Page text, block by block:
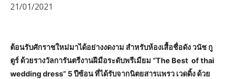
21/01/2021
ต้อนรับศักราชใหม่มาได้อย่างงดงาม สำหรับห้องเสื้อชื่อดัง วนัช กู
ตูร์ ด้วยรางวัลการันตรีงานฝีมือระดับพรีเมียม “The Best of thai
wedding dress” 5 ปีซ้อน ที่ได้รับจากนิตยสารแพรว เวดดิ้ง ด้วย